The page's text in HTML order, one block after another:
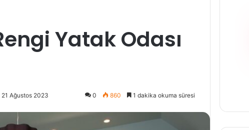
Yatak Odası
Ağustos 2023 0 860 1 dakika okuma süresi